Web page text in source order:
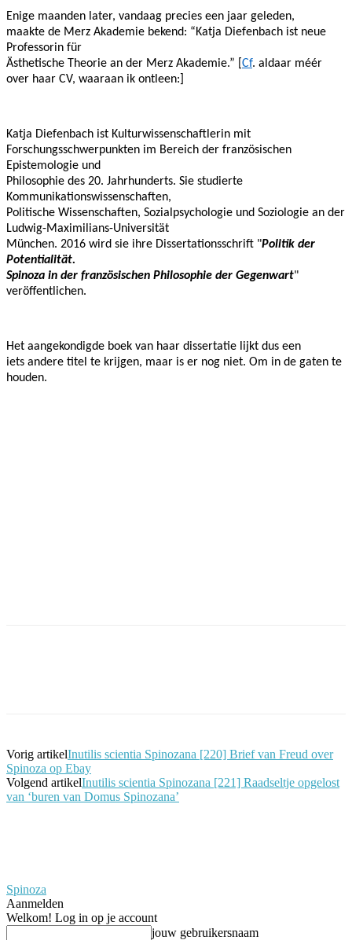
Enige maanden later, vandaag precies een jaar geleden,
maakte de Merz Akademie bekend: “Katja Diefenbach ist neue
Professorin für
Ästhetische Theorie an der Merz Akademie.” [ Cf. aldaar méér
over haar CV, waaraan ik ontleen:]
Katja Diefenbach ist Kulturwissenschaftlerin mit
Forschungsschwerpunkten im Bereich der französischen
Epistemologie und
Philosophie des 20. Jahrhunderts. Sie studierte
Kommunikationswissenschaften,
Politische Wissenschaften, Sozialpsychologie und Soziologie an der
Ludwig-Maximilians-Universität
München. 2016 wird sie ihre Dissertationsschrift "Politik der
Potentialität.
Spinoza in der französischen Philosophie der Gegenwart"
veröffentlichen.
Het aangekondigde boek van haar dissertatie lijkt dus een
iets andere titel te krijgen, maar is er nog niet. Om in de gaten te
houden.
Vorig artikelInutilis scientia Spinozana [220] Brief van Freud over
Spinoza op Ebay
Volgend artikelInutilis scientia Spinozana [221] Raadseltje opgelost
van ‘buren van Domus Spinozana’
Spinoza
Aanmelden
Welkom! Log in op je account
jouw gebruikersnaam